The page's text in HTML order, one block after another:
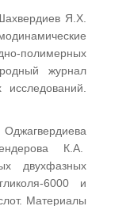
Я.Х.
полимерных
журнал
К.А.
двухфазных
6000 и
Материалы